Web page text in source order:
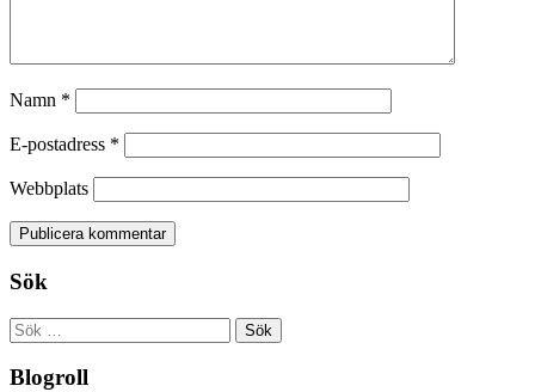
Namn *
E-postadress *
Webbplats
Sök
Sök
efter:
Blogroll